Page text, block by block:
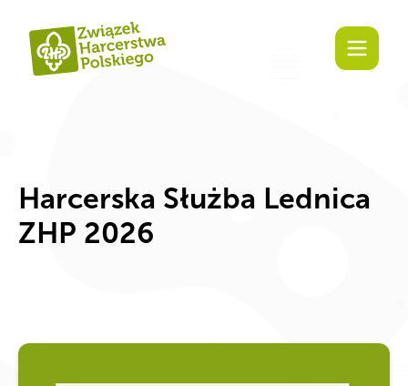
Harcerska Służba Lednica
ZHP 2026